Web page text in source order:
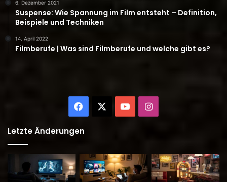
6. Dezember 2021
Suspense: Wie Spannung im Film entsteht – Definition,
Beispiele und Techniken
14. April 2022
Filmberufe | Was sind Filmberufe und welche gibt es?
Facebook YouTubeInstagram
Letzte Änderungen